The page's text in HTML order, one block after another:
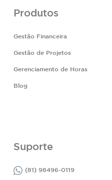
Produtos
Gestão Financeira
Gestão de Projetos
Gerenciamento de Horas
Blog
Suporte
(81) 98496-0119